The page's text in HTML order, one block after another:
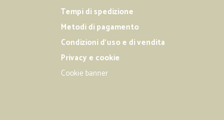
Tempi di spedizione
Metodi di pagamento
Condizioni d'uso e di vendita
Privacy e cookie
Cookie banner